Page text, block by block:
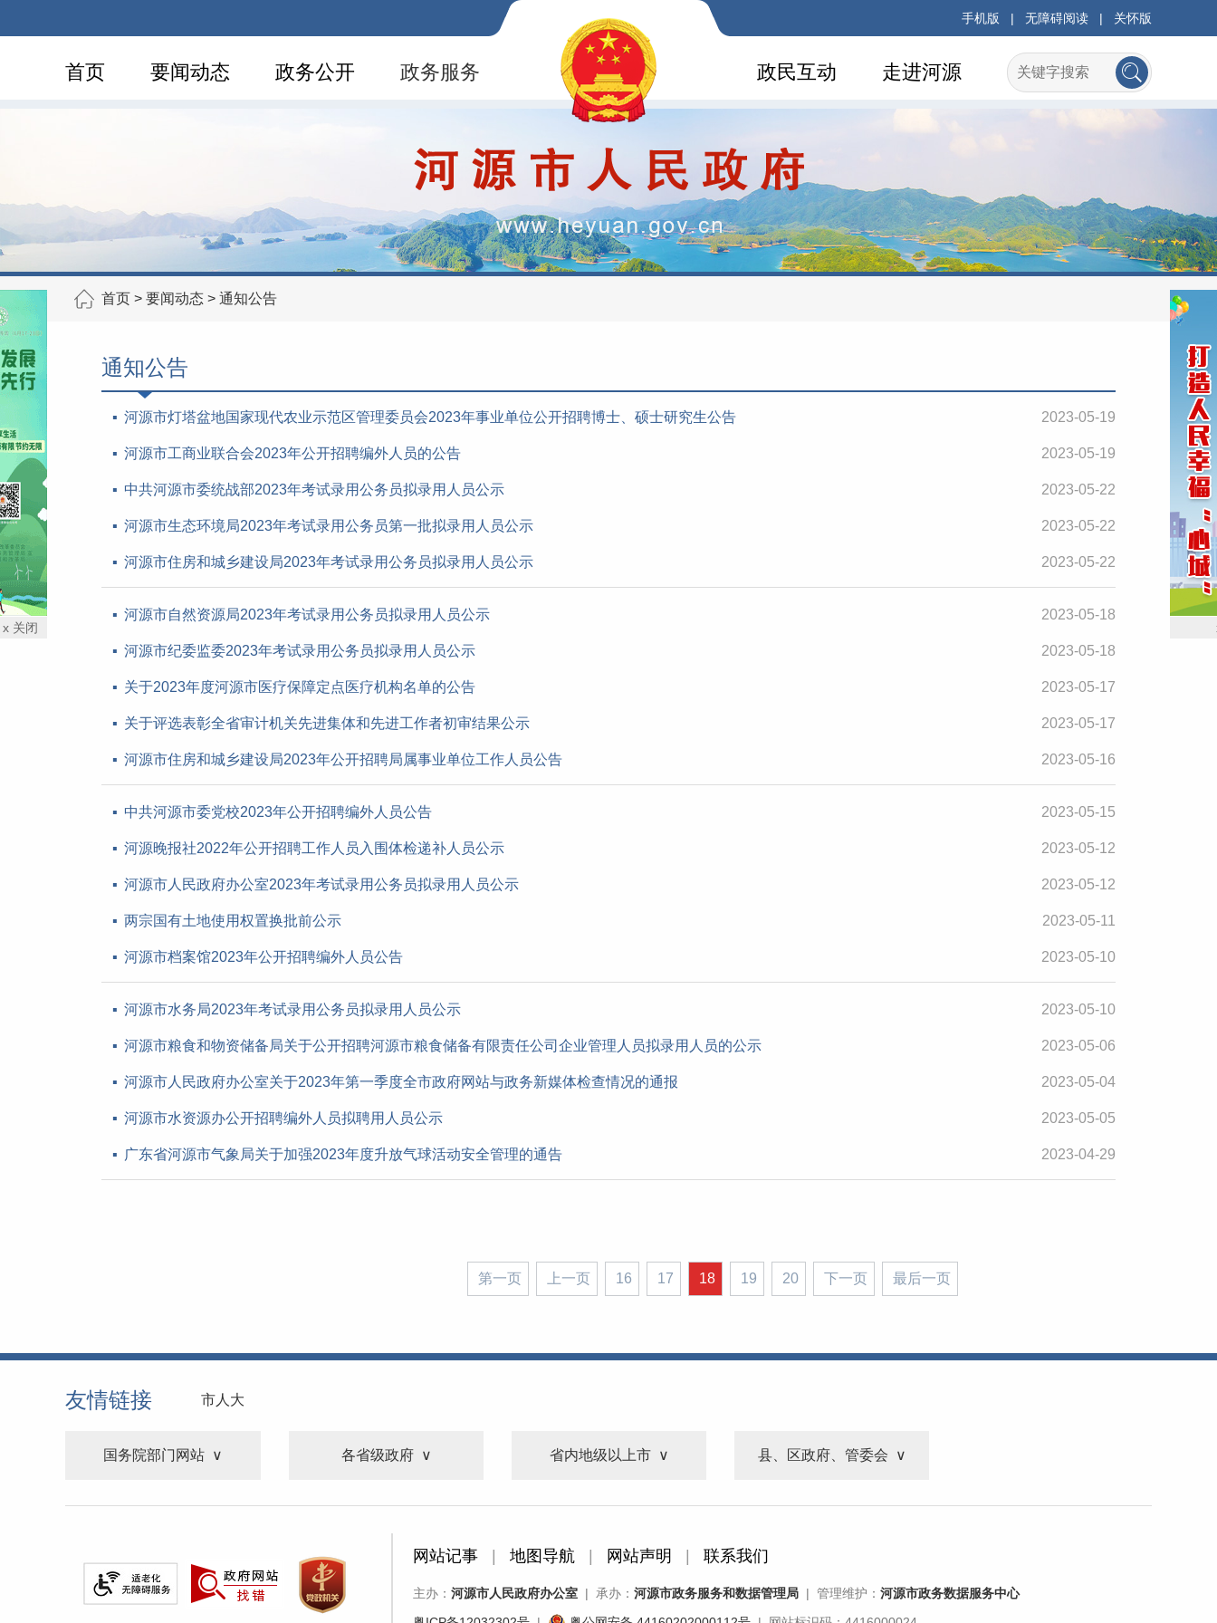
手机版 | 无障碍阅读 | 关怀版
首页 要闻动态 政务公开 政务服务 走进河源
政民互动
首页 > 要闻动态 > 通知公告
通知公告
2023-05-19
河源市灯塔盆地国家现代农业示范区管理委员会2023年事业单位公开招聘博士、硕士研究生公告
2023-05-19
河源市工商业联合会2023年公开招聘编外人员的公告
2023-05-22
中共河源市委统战部2023年考试录用公务员拟录用人员公示
2023-05-22
河源市生态环境局2023年考试录用公务员第一批拟录用人员公示
2023-05-22
河源市住房和城乡建设局2023年考试录用公务员拟录用人员公示
2023-05-18
河源市自然资源局2023年考试录用公务员拟录用人员公示
2023-05-18
河源市纪委监委2023年考试录用公务员拟录用人员公示
2023-05-17
关于2023年度河源市医疗保障定点医疗机构名单的公告
2023-05-17
关于评选表彰全省审计机关先进集体和先进工作者初审结果公示
2023-05-16
河源市住房和城乡建设局2023年公开招聘局属事业单位工作人员公告
2023-05-15
中共河源市委党校2023年公开招聘编外人员公告
2023-05-12
河源晚报社2022年公开招聘工作人员入围体检递补人员公示
2023-05-12
河源市人民政府办公室2023年考试录用公务员拟录用人员公示
2023-05-11
两宗国有土地使用权置换批前公示
2023-05-10
河源市档案馆2023年公开招聘编外人员公告
2023-05-10
河源市水务局2023年考试录用公务员拟录用人员公示
2023-05-06
河源市粮食和物资储备局关于公开招聘河源市粮食储备有限责任公司企业管理人员拟录用人员的公示
2023-05-04
河源市人民政府办公室关于2023年第一季度全市政府网站与政务新媒体检查情况的通报
2023-05-05
河源市水资源办公开招聘编外人员拟聘用人员公示
2023-04-29
广东省河源市气象局关于加强2023年度升放气球活动安全管理的通告
第一页 上一页 16 17 18 19 20 下一页 最后一页
友情链接 市人大
国务院部门网站 各省级政府 省内地级以上市 县、区政府、管委会
网站记事 地图导航 网站声明 联系我们
主办： 河源市人民政府办公室 | 承办： 河源市政务服务和数据管理局 | 管理维护： 河源市政务数据服务中心
x 关闭